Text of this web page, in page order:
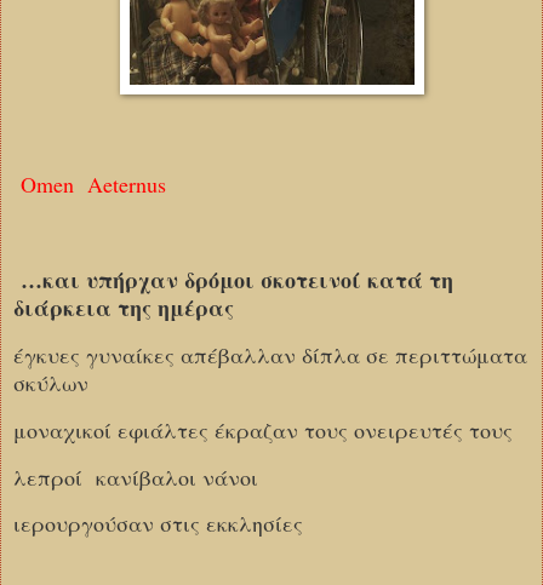
Omen Aeternus
…και υπήρχαν δρόμοι σκοτεινοί κατά τη
διάρκεια της ημέρας
έγκυες γυναίκες απέβαλλαν δίπλα σε περιττώματα
σκύλων
μοναχικοί εφιάλτες έκραζαν τους ονειρευτές τους
λεπροί κανίβαλοι νάνοι
ιερουργούσαν στις εκκλησίες